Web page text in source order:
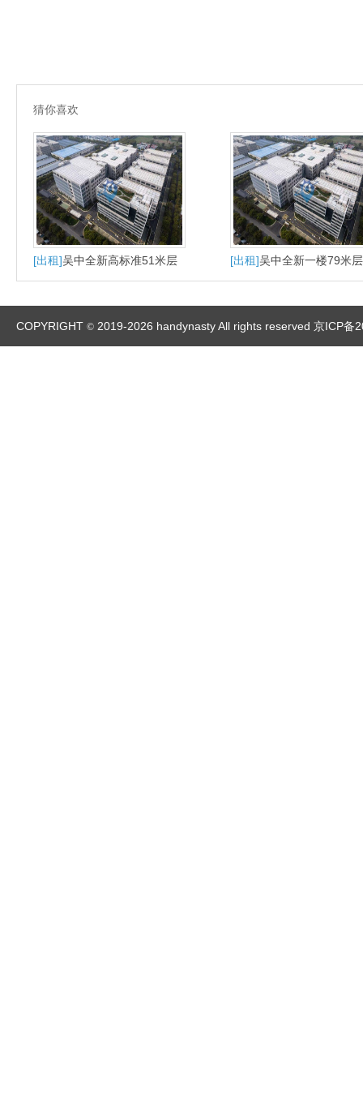
猜你喜欢
[出租]吴中全新高标准51米层
高出租
[出租]吴中全新一楼79米
厂房出租
COPYRIGHT © 2019-2026 handynasty All rights reserved 京ICP备